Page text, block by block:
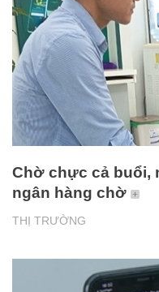
THỊ TRƯỜNG
Chờ chực cả buổi,
ngân hàng chờ